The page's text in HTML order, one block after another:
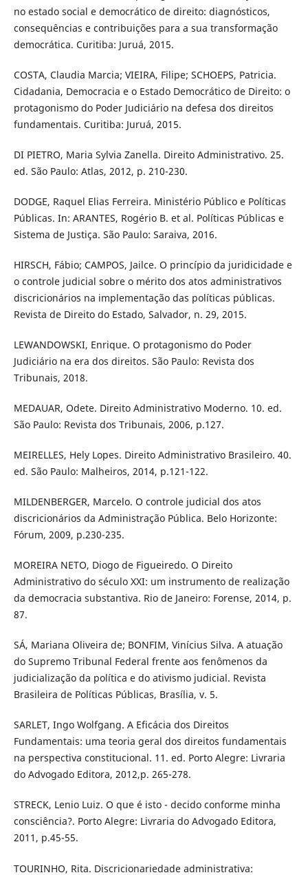
no estado social e democrático de direito: diagnósticos,
consequências e contribuições para a sua transformação
democrática. Curitiba: Juruá, 2015.
COSTA, Claudia Marcia; VIEIRA, Filipe; SCHOEPS, Patricia.
Cidadania, Democracia e o Estado Democrático de Direito: o
protagonismo do Poder Judiciário na defesa dos direitos
fundamentais. Curitiba: Juruá, 2015.
DI PIETRO, Maria Sylvia Zanella. Direito Administrativo. 25.
ed. São Paulo: Atlas, 2012, p. 210-230.
DODGE, Raquel Elias Ferreira. Ministério Público e Políticas
Públicas. In: ARANTES, Rogério B. et al. Políticas Públicas e
Sistema de Justiça. São Paulo: Saraiva, 2016.
HIRSCH, Fábio; CAMPOS, Jailce. O princípio da juridicidade e
o controle judicial sobre o mérito dos atos administrativos
discricionários na implementação das políticas públicas.
Revista de Direito do Estado, Salvador, n. 29, 2015.
LEWANDOWSKI, Enrique. O protagonismo do Poder
Judiciário na era dos direitos. São Paulo: Revista dos
Tribunais, 2018.
MEDAUAR, Odete. Direito Administrativo Moderno. 10. ed.
São Paulo: Revista dos Tribunais, 2006, p.127.
MEIRELLES, Hely Lopes. Direito Administrativo Brasileiro. 40.
ed. São Paulo: Malheiros, 2014, p.121-122.
MILDENBERGER, Marcelo. O controle judicial dos atos
discricionários da Administração Pública. Belo Horizonte:
Fórum, 2009, p.230-235.
MOREIRA NETO, Diogo de Figueiredo. O Direito
Administrativo do século XXI: um instrumento de realização
da democracia substantiva. Rio de Janeiro: Forense, 2014, p.
87.
SÁ, Mariana Oliveira de; BONFIM, Vinícius Silva. A atuação
do Supremo Tribunal Federal frente aos fenômenos da
judicialização da política e do ativismo judicial. Revista
Brasileira de Políticas Públicas, Brasília, v. 5.
SARLET, Ingo Wolfgang. A Eficácia dos Direitos
Fundamentais: uma teoria geral dos direitos fundamentais
na perspectiva constitucional. 11. ed. Porto Alegre: Livraria
do Advogado Editora, 2012,p. 265-278.
STRECK, Lenio Luiz. O que é isto - decido conforme minha
consciência?. Porto Alegre: Livraria do Advogado Editora,
2011, p.45-55.
TOURINHO, Rita. Discricionariedade administrativa: